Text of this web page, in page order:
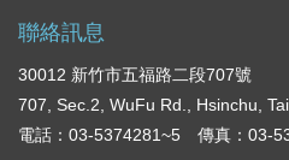
聯絡訊息
30012 新竹市五福路二段707號
707, Sec.2, WuFu Rd., Hsinchu,
電話：03-5374281~5 傳真：03-